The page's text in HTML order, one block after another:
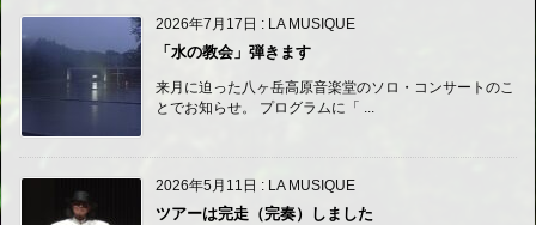
2026年7月17日 : LA MUSIQUE
「水の教会」弾きます
来月に迫った八ヶ岳高原音楽堂のソロ・コンサートのこ
とでお知らせ。 プログラムに「 ...
2026年5月11日 : LA MUSIQUE
ツアーは完走（完奏）しました